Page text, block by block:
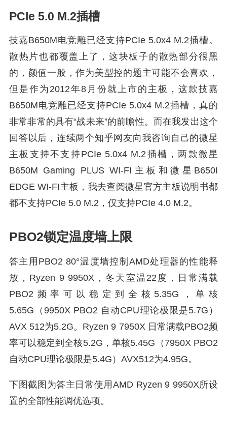
PCIe 5.0 M.2插槽
技嘉B650M电竞雕已经支持PCIe 5.0x4 M.2插槽。
散热片也都覆盖上了，这块板子的散热部分很黑
的，颜值一般，作为美型控的题主可能不会喜欢，
但是作为2012年8月份就上市的主板，这款技嘉
B650M电竞雕已经支持PCIe 5.0x4 M.2插槽，真的
非常非常的具有“战未来”的前瞻性。而在我发出这个
回答以后，连续两个知乎网友向我咨询自己的微星
主板支持不支持PCIe 5.0x4 M.2插槽，两款微星
B650M Gaming PLUS WI-FI主板和微星B650I
EDGE WI-FI主板，我去查阅微星官方主板说明书都
都不支持PCIe 5.0 M.2，仅支持PCIe 4.0 M.2。
PBO2锁定温度墙上限
答主用PBO2 80°温度墙控制AMD处理器的性能释
放，Ryzen 9 9950X，冬天室温22度，日常满载
PBO2频率可以稳定到全核5.35G，单核
5.65G（9950X PBO2 自动CPU理论极限是5.7G）
AVX 512为5.2G。Ryzen 9 7950X 日常满载PBO2频
率可以稳定到全核5.2G，单核5.45G（7950X PBO2
自动CPU理论极限是5.4G）AVX512为4.95G。
下图截图为答主日常使用AMD Ryzen 9 9950X所设
置的全部性能调优选项。